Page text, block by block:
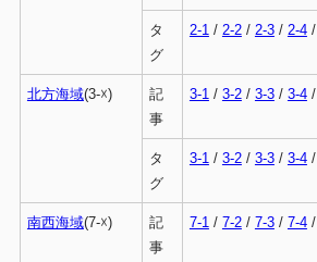
タ
グ
2-1 / 2-2/ 2-3/ 2-4/
北方海域(3-☓)
記
事
3-1 / 3-2/ 3-3/ 3-4/
タ
グ
3-1 / 3-2/ 3-3/ 3-4/
南西海域(7-☓)
記
事
7-1 / 7-2/ 7-3/ 7-4/